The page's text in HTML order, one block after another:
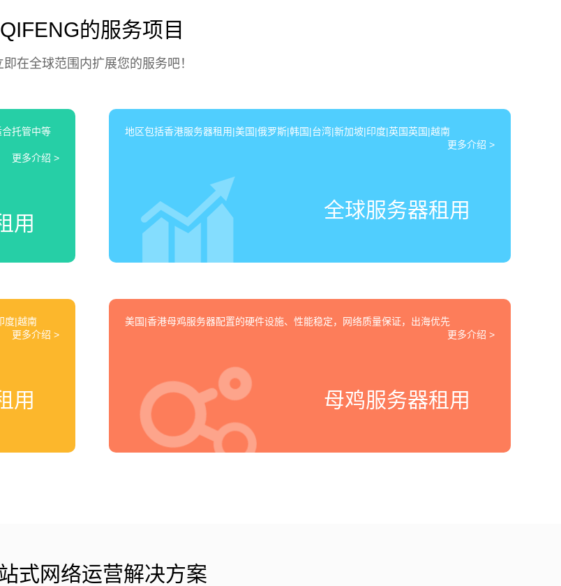
QIFENG的服务项目
即在全球范围内扩展您的服务吧！
托管中等
更多介绍 >
用
地区包括香港服务器租用|美国|俄罗斯|韩国|台湾|新加坡|印度|英国英国|越南
更多介绍 >
全球服务器租用
度|越南
更多介绍 >
用
美国|香港母鸡服务器配置的硬件设施、性能稳定，网络质量保证，出海优先
更多介绍 >
母鸡服务器租用
式网络运营解决方案